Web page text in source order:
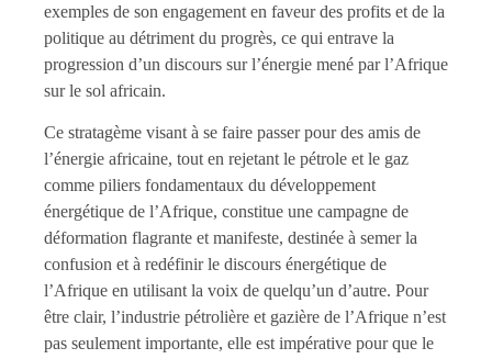
exemples de son engagement en faveur des profits et de la
politique au détriment du progrès, ce qui entrave la
progression d’un discours sur l’énergie mené par l’Afrique
sur le sol africain.
Ce stratagème visant à se faire passer pour des amis de
l’énergie africaine, tout en rejetant le pétrole et le gaz
comme piliers fondamentaux du développement
énergétique de l’Afrique, constitue une campagne de
déformation flagrante et manifeste, destinée à semer la
confusion et à redéfinir le discours énergétique de
l’Afrique en utilisant la voix de quelqu’un d’autre. Pour
être clair, l’industrie pétrolière et gazière de l’Afrique n’est
pas seulement importante, elle est impérative pour que le